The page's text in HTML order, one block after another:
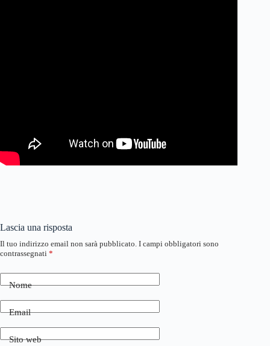
Lascia una risposta
Il tuo indirizzo email non sarà pubblicato. I campi obbligatori sono
contrassegnati *
Nome
Email
Sito web